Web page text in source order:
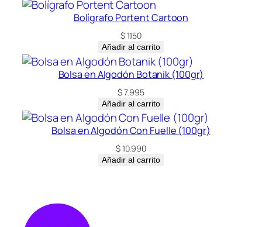
Bolígrafo Portent Cartoon
$1.150
Añadir al carrito
Bolsa en Algodón Botanik (100gr)
$7.995
Añadir al carrito
Bolsa en Algodón Con Fuelle (100gr)
$10.990
Añadir al carrito